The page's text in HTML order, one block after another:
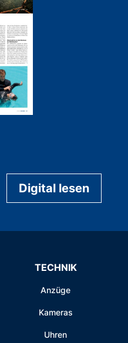
Digital lesen
TECHNIK
Anzüge
Kameras
Uhren